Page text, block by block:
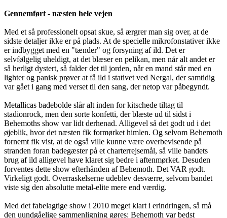
Gennemført - næsten hele vejen
Med et så professionelt opsat skue, så ærgrer man sig over, at de
sidste detaljer ikke er på plads. At de specielle mikrofonstativer ikke
er indbygget med en "tænder" og forsyning af ild. Det er
selvfølgelig uheldigt, at det blæser en pelikan, men når alt andet er
så herligt dystert, så falder det til jorden, når en mand står med en
lighter og panisk prøver at få ild i stativet ved Nergal, der samtidig
var gået i gang med verset til den sang, der netop var påbegyndt.
Metallicas badebolde slår alt inden for kitschede tiltag til
stadionrock, men den sorte konfetti, der blæste ud til sidst i
Behemoths show var lidt derhenad. Alligevel så det godt ud i det
øjeblik, hvor det næsten fik formørket himlen. Og selvom Behemoth
fornemt fik vist, at de også ville kunne være overbevisende på
stranden foran badegæster på et charterrejsemål, så ville bandets
brug af ild alligevel have klaret sig bedre i aftenmørket. Desuden
forventes dette show efterhånden af Behemoth. Det VAR godt.
Virkeligt godt. Overraskelserne udeblev desværre, selvom bandet
viste sig den absolutte metal-elite mere end værdig.
Med det fabelagtige show i 2010 meget klart i erindringen, så må
den uundgåelige sammenligning gøres: Behemoth var bedst